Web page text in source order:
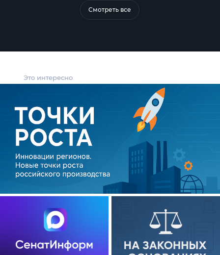
Это интересно
Смотреть все